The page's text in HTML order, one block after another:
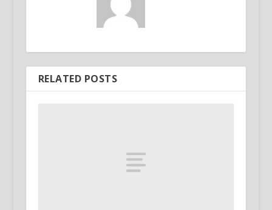
RELATED POSTS